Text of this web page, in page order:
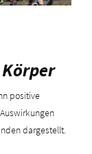
positive
dargestellt.